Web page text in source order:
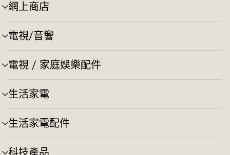
網上商店
選
單
切
換
電視/音響
選
單
切
換
電視 / 家庭娛樂配件
選
單
切
換
生活家電
選
單
切
換
生活家電配件
選
單
切